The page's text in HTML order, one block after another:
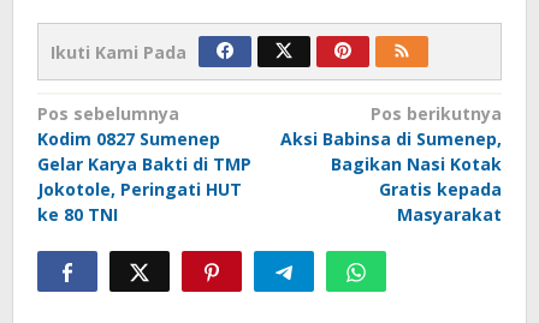
Ikuti Kami Pada
Navigasi
pos
Pos sebelumnya
Kodim 0827 Sumenep
Gelar Karya Bakti di TMP
Jokotole, Peringati HUT
ke 80 TNI
Pos berikutnya
Aksi Babinsa di Sumenep,
Bagikan Nasi Kotak
Gratis kepada
Masyarakat